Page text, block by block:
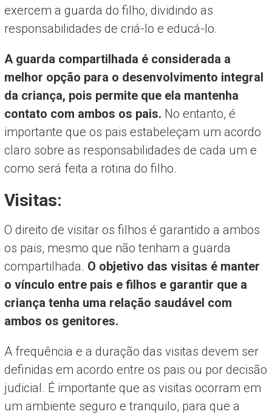
exercem a guarda do filho, dividindo as
responsabilidades de criá-lo e educá-lo.
A guarda compartilhada é considerada a
melhor opção para o desenvolvimento integral
da criança, pois permite que ela mantenha
contato com ambos os pais. No entanto, é
importante que os pais estabeleçam um acordo
claro sobre as responsabilidades de cada um e
como será feita a rotina do filho.
Visitas:
O direito de visitar os filhos é garantido a ambos
os pais, mesmo que não tenham a guarda
compartilhada. O objetivo das visitas é manter
o vínculo entre pais e filhos e garantir que a
criança tenha uma relação saudável com
ambos os genitores.
A frequência e a duração das visitas devem ser
definidas em acordo entre os pais ou por decisão
judicial. É importante que as visitas ocorram em
um ambiente seguro e tranquilo, para que a